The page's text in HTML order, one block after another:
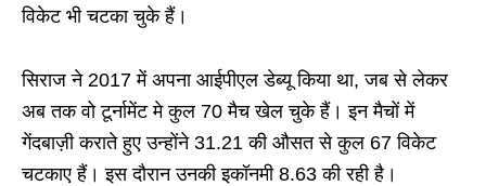
विकेट भी चटका चुके हैं।
सिराज ने 2017 में अपना आईपीएल डेब्यू किया था, जब से लेकर
अब तक वो टूर्नामेंट मे कुल 70 मैच खेल चुके हैं। इन मैचों में
गेंदबाज़ी कराते हुए उन्होंने 31.21 की औसत से कुल 67 विकेट
चटकाए हैं। इस दौरान उनकी इकॉनमी 8.63 की रही है।